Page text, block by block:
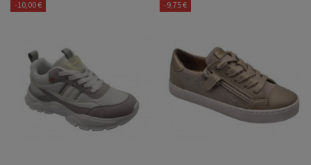
-10,00 € -9,75 €